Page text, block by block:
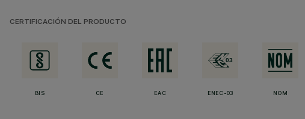
CERTIFICACIÓN DEL PRODUCTO
BIS CE EAC ENEC-03 NOM